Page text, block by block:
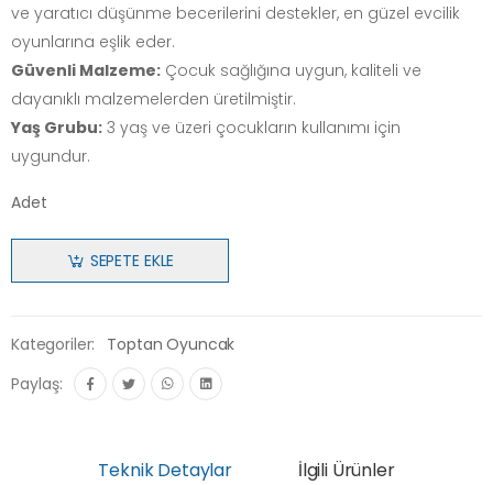
ve yaratıcı düşünme becerilerini destekler, en güzel evcilik
oyunlarına eşlik eder.
Güvenli Malzeme: Çocuk sağlığına uygun, kaliteli ve
dayanıklı malzemelerden üretilmiştir.
Yaş Grubu: 3 yaş ve üzeri çocukların kullanımı için
uygundur.
Adet
SEPETE EKLE
Kategoriler:
Toptan Oyuncak
Paylaş:
Teknik Detaylar
İlgili Ürünler